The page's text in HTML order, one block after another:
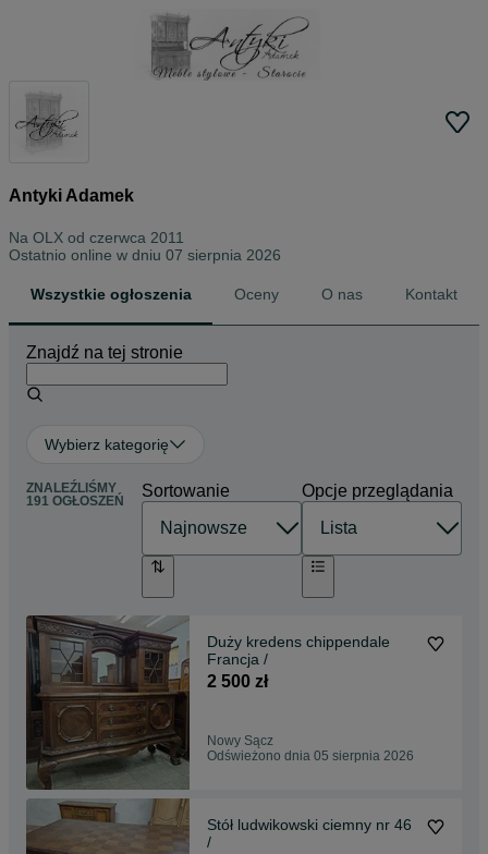
Antyki Adamek
Na OLX od czerwca 2011
Ostatnio online w dniu 07 sierpnia 2026
Wszystkie ogłoszenia Oceny O nas Kontakt
Znajdź na tej stronie
Wybierz kategorię
ZNALEŹLIŚMY
191 OGŁOSZEŃ
Sortowanie Opcje przeglądania
Duży kredens chippendale
Francja /
2 500 zł
Nowy Sącz
Odświeżono dnia 05 sierpnia 2026
Stół ludwikowski ciemny nr 46
/